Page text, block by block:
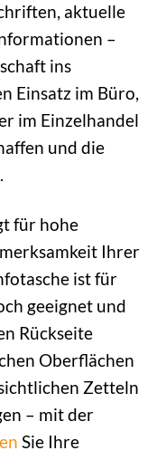
aktuelle
–
ins
Einsatz im Büro,
im Einzelhandel
und die
für hohe
Ihrer
ist für
geeignet und
Rückseite
Oberflächen
Zetteln
– mit der
Sie Ihre